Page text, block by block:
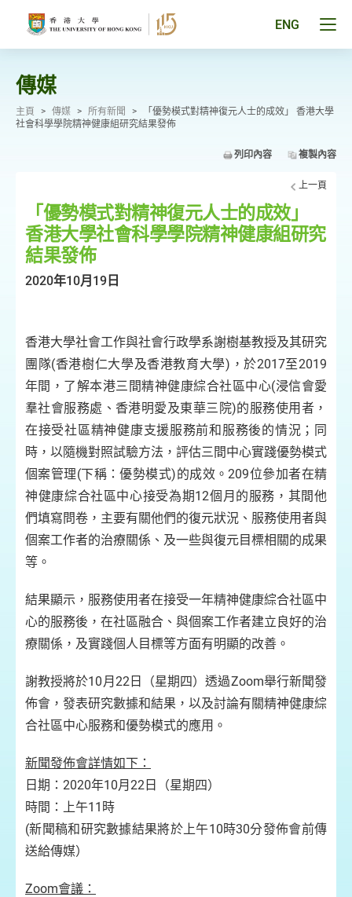
ENG
傳媒
主頁 > 傳媒 > 所有新聞 >
「優勢模式對精神復元人士的成效」 香港大學
社會科學學院精神健康組研究結果發佈
列印內容 複製內容
上一頁
「優勢模式對精神復元人士的成效」
香港大學社會科學學院精神健康組研究
結果發佈
2020年10月19日
香港大學社會工作與社會行政學系謝樹基教授及其研究
團隊(香港樹仁大學及香港教育大學)，於2017至2019
年間，了解本港三間精神健康綜合社區中心(浸信會愛
羣社會服務處、香港明愛及東華三院)的服務使用者，
在接受社區精神健康支援服務前和服務後的情況；同
時，以隨機對照試驗方法，評估三間中心實踐優勢模式
個案管理(下稱：優勢模式)的成效。209位參加者在精
神健康綜合社區中心接受為期12個月的服務，其間他
們填寫問卷，主要有關他們的復元狀況、服務使用者與
個案工作者的治療關係、及一些與復元目標相關的成果
等。
結果顯示，服務使用者在接受一年精神健康綜合社區中
心的服務後，在社區融合、與個案工作者建立良好的治
療關係，及實踐個人目標等方面有明顯的改善。
謝教授將於10月22日（星期四）透過Zoom舉行新聞發
佈會，發表研究數據和結果，以及討論有關精神健康綜
合社區中心服務和優勢模式的應用。
新聞發佈會詳情如下：
日期：2020年10月22日（星期四）
時間：上午11時
(新聞稿和研究數據結果將於上午10時30分發佈會前傳
送給傳媒）
Zoom會議：